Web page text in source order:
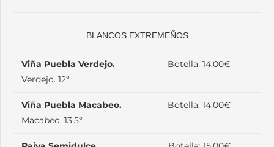
BLANCOS EXTREMEÑOS
Viña Puebla Verdejo.
Verdejo. 12º
Botella: 14,00€
Viña Puebla Macabeo.
Macabeo. 13,5º
Botella: 14,00€